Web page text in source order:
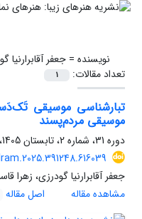
نویسنده =جعفر آقابرارنیا
تعداد مقالات:
1
تبارشناسی موسیقی
موسیقی مردم‌پسند
دوره 31، شماره 2، تابستان 1405، صفحه
جعفر آقابرارنیا گودرزی، زهرا
مشاهده مقاله
اصل مقاله